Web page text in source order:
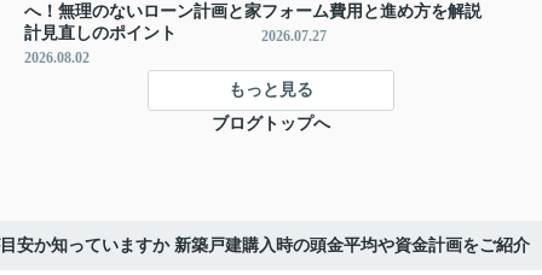
へ！無理のないローン計画と家
計見直しのポイント
2026.08.02
フォーム費用と進め方を解説
2026.07.27
もっと見る
ブログトップへ
安か知っていますか 新築戸建購入時の頭金平均や資金計画をご紹介